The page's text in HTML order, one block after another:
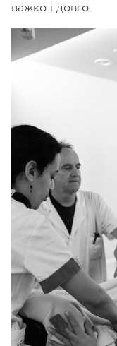
важко і довго.